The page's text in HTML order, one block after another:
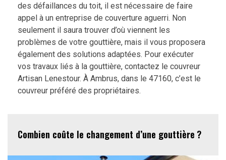
des défaillances du toit, il est nécessaire de faire
appel à un entreprise de couverture aguerri. Non
seulement il saura trouver d’où viennent les
problèmes de votre gouttière, mais il vous proposera
également des solutions adaptées. Pour exécuter
vos travaux liés à la gouttière, contactez le couvreur
Artisan Lenestour. À Ambrus, dans le 47160, c’est le
couvreur préféré des propriétaires.
Combien coûte le changement d’une gouttière ?